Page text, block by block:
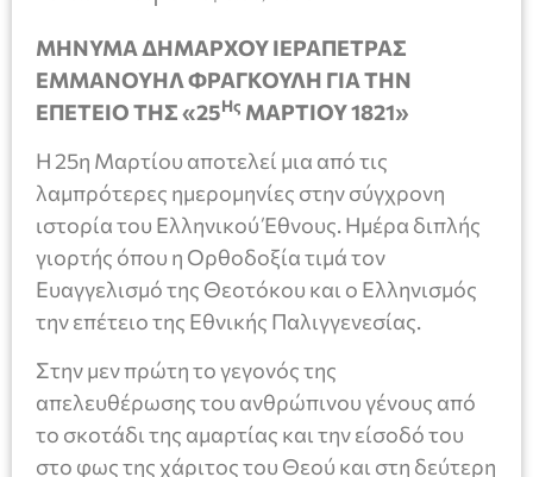
ΜΗΝΥΜΑ ΔΗΜΑΡΧΟΥ ΙΕΡΑΠΕΤΡΑΣ
ΕΜΜΑΝΟΥΗΛ ΦΡΑΓΚΟΥΛΗ ΓΙΑ ΤΗΝ
ΕΠΕΤΕΙΟ ΤΗΣ «25Ης ΜΑΡΤΙΟΥ 1821»
Η 25η Μαρτίου αποτελεί μια από τις
λαμπρότερες ημερομηνίες στην σύγχρονη
ιστορία του Ελληνικού Έθνους. Ημέρα διπλής
γιορτής όπου η Ορθοδοξία τιμά τον
Ευαγγελισμό της Θεοτόκου και ο Ελληνισμός
την επέτειο της Εθνικής Παλιγγενεσίας.
Στην μεν πρώτη το γεγονός της
απελευθέρωσης του ανθρώπινου γένους από
το σκοτάδι της αμαρτίας και την είσοδό του
στο φως της χάριτος του Θεού και στη δεύτερη